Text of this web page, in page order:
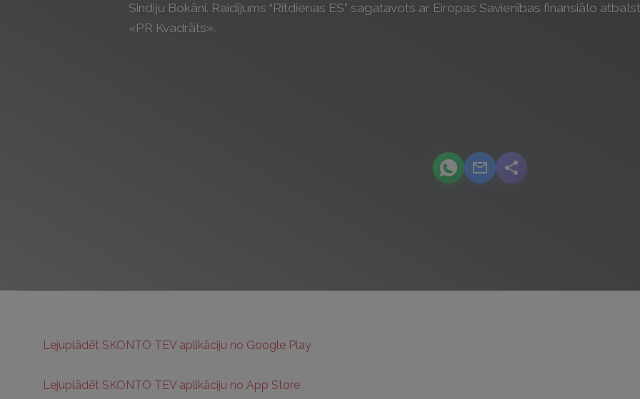
Sindiju Bokāni. Raidījums “Rītdienas ES” sagatavots ar Eiropas Savienības finansiālo
«PR Kvadrāts».
podcast.share-title WhatsApp
podcast.share-title Email
podcast.share-title
Lejuplādēt SKONTO TEV aplikāciju no Google Play
Lejuplādēt SKONTO TEV aplikāciju no App Store